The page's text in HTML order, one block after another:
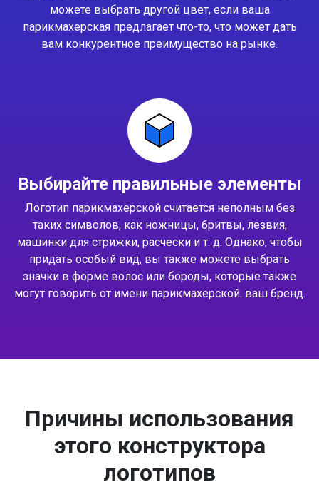
можете выбрать другой цвет, если ваша
парикмахерская предлагает что-то, что может дать
вам конкурентное преимущество на рынке.
Выбирайте правильные элементы
Логотип парикмахерской считается неполным без
таких символов, как ножницы, бритвы, лезвия,
машинки для стрижки, расчески и т. д. Однако, чтобы
придать особый вид, вы также можете выбрать
значки в форме волос или бороды, которые также
могут говорить от имени парикмахерской. ваш бренд.
Причины использования
этого конструктора
логотипов